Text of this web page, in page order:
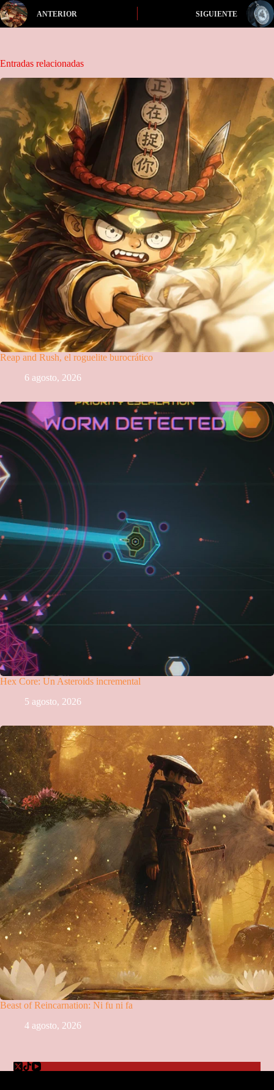
ANTERIOR SIGUIENTE
Entradas relacionadas
Reap and Rush, el roguelite burocrático
6 agosto, 2026
Hex Core: Un Asteroids incremental
5 agosto, 2026
Beast of Reincarnation: Ni fu ni fa
4 agosto, 2026